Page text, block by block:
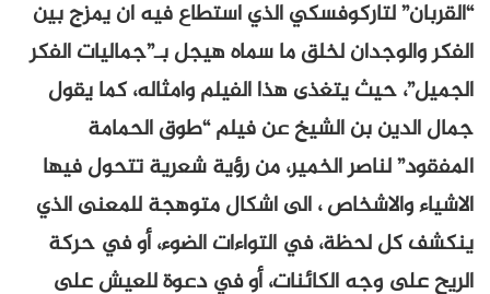
“القربان” لتاركوفسكي الذي استطاع فيه ان يمزج بين
الفكر والوجدان لخلق ما سماه هيجل بـ”جماليات الفكر
الجميل”، حيث يتغذى هذا الفيلم وامثاله، كما يقول
جمال الدين بن الشيخ عن فيلم “طوق الحمامة
المفقود” لناصر الخمير، من رؤية شعرية تتحول فيها
الاشياء والاشخاص ، الى اشكال متوهجة للمعنى الذي
ينكشف كل لحظة، في التواءات الضوء، أو في حركة
الريح على وجه الكائنات، أو في دعوة للعيش على